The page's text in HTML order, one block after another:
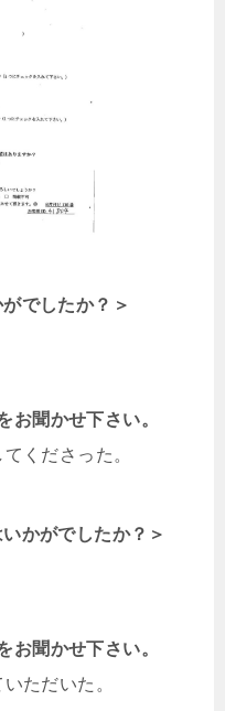
でしたか？＞
聞かせ下さい。
くださった。
かがでしたか？＞
聞かせ下さい。
ただいた。